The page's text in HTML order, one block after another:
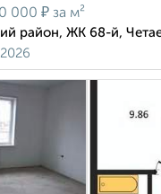
000 ₽ за м²
район, ЖК 68-й,